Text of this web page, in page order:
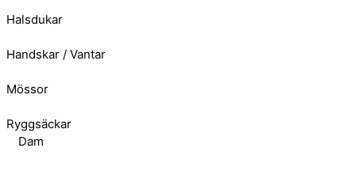
Halsdukar
Handskar / Vantar
Mössor
Ryggsäckar
Dam